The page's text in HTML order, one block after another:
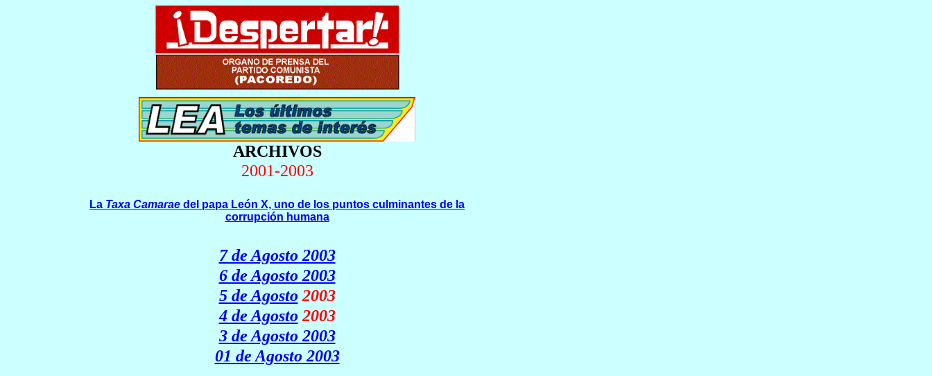
ARCHIVOS
2001-2003
La Taxa Camarae del papa León X, uno de los puntos culminantes de la
corrupción humana
7 de Agosto 2003
6 de Agosto 2003
5 de Agosto2003
4 de Agosto2003
3 de Agosto 2003
01 de Agosto 2003